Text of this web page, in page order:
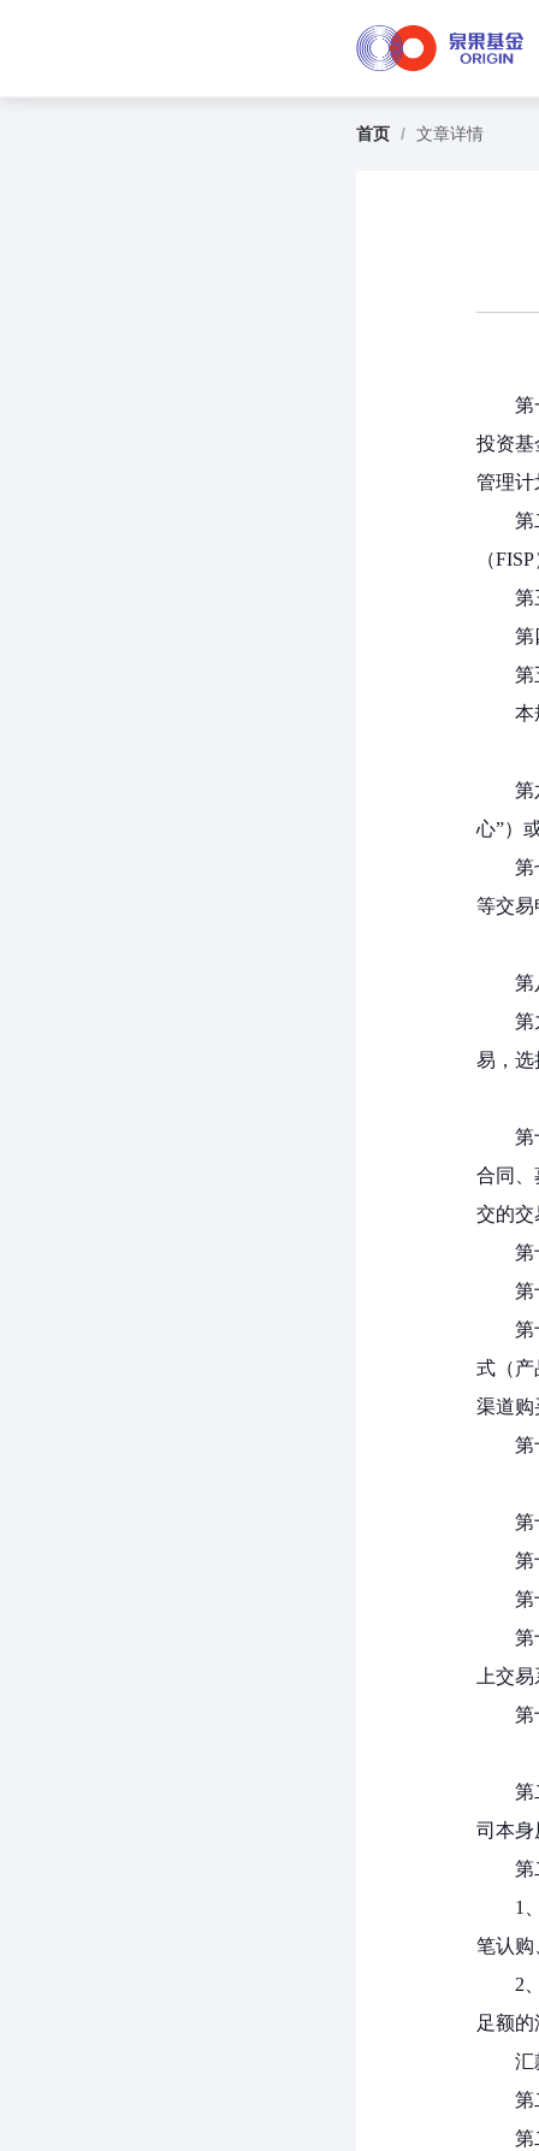
首页 / 文章详情
第
投资基
管理计
第
（
第
第
第
本
第
心”）
第
等交易
第
第
易，选
第
合同、
交的交
第
第
第
式（产
渠道购
第
第
第
第
第
上交
第
第
司本身
第
1
笔认购
2
足额
汇
第
第